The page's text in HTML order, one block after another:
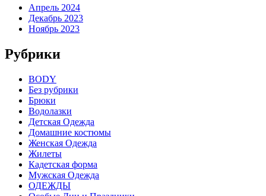
Апрель 2024
Декабрь 2023
Ноябрь 2023
Рубрики
BODY
Без рубрики
Брюки
Водолазки
Детская Одежда
Домашние костюмы
Женская Одежда
Жилеты
Кадетская форма
Мужская Одежда
ОДЕЖДЫ